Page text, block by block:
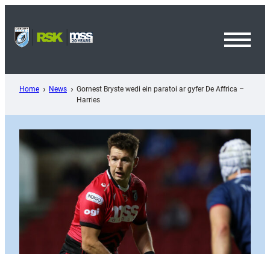
content
Home News
Gornest Bryste wedi ein paratoi ar gyfer De Affrica –
Harries